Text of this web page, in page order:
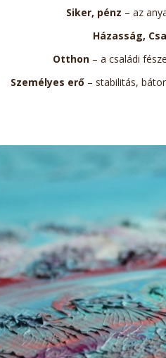
Siker, pénz – az
Házasság,
Otthon– a családi
Személyes erő – stabilitás,